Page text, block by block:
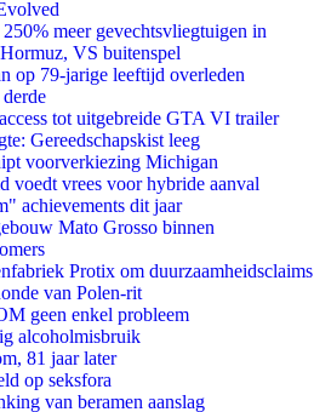
meer gevechtsvliegtuigen in
VS buitenspel
op 79-jarige leeftijd overleden
tot uitgebreide GTA VI trailer
Gereedschapskist leeg
voorverkiezing Michigan
voedt vrees voor hybride aanval
achievements dit jaar
Mato Grosso binnen
Protix om duurzaamheidsclaims
van Polen-rit
geen enkel probleem
alcoholmisbruik
81 jaar later
op seksfora
van beramen aanslag